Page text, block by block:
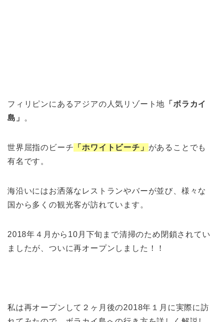
フィリピンにあるアジアの人気リゾート地 「ボラカイ
島」 。
世界屈指のビーチ 「ホワイトビーチ」 があることでも
有名です。
海沿いにはお洒落なレストランやバーが並び、様々な
国から多くの観光客が訪れています。
2018年４月から10月下旬まで清掃のため閉鎖されてい
ましたが、ついに再オープンしました！！
私は再オープンして２ヶ月後の2018年１月に実際に訪